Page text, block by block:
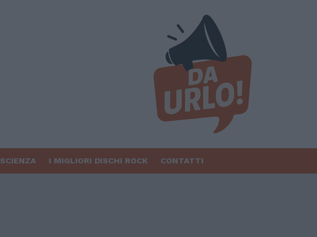
SCIENZA I MIGLIORI DISCHI ROCK CONTATTI